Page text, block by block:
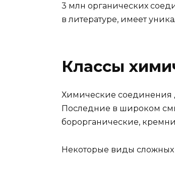
3 млн органических
в литературе, имеет
Классы
Химические соединения
Последние в широком
борорганические,
Некоторые виды